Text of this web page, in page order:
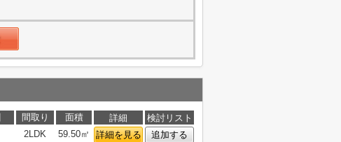
間取り 面積 詳細
検討リスト
2LDK 59.50㎡ 詳細を見る 追加する